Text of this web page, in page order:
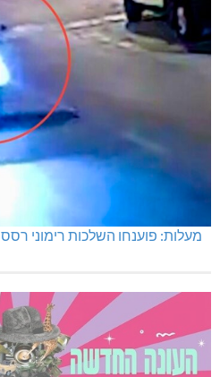
מעלות: פוענחו השלכות רימוני רסס